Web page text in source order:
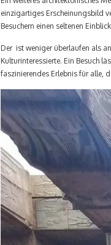
einzigartiges Erscheinungsbild
Besuchern einen seltenen
Der ist weniger überlaufen als
Kulturinteressierte. Ein Besuch
faszinierendes Erlebnis für alle,